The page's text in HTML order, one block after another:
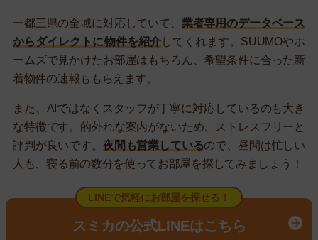
一都三県の全域に対応していて、 業者専用のデータベース
からダイレクトに物件を紹介してくれます。SUUMOやホ
ームズで見かけたお部屋はもちろん、希望条件に合った新
着物件の速報ももらえます。
また、AIではなくスタッフが丁寧に対応しているのも大き
な特徴です。的外れな案内がないため、ストレスフリーと
評判が良いです。 夜間も営業しているので、昼間は忙しい
人も、寝る前の数分を使ってお部屋を探してみましょう！
LINEで気軽にお部屋を探せる！
スミカの公式LINEはこちら